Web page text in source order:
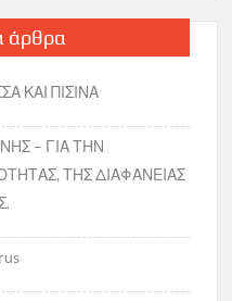
άρθρα
ΚΑΙ ΠΙΣΙΝΑ
– ΓΙΑ ΤΗΝ
ΤΗΣ ΔΙΑΦΑΝΕΙΑΣ